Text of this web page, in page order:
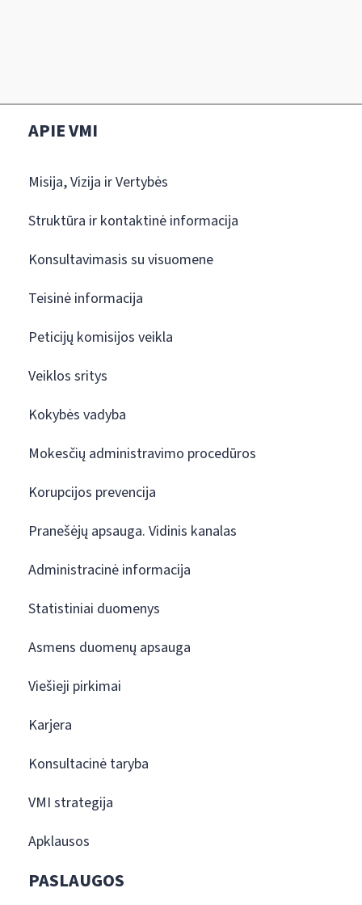
APIE VMI
Misija, Vizija ir Vertybės
Struktūra ir kontaktinė informacija
Konsultavimasis su visuomene
Teisinė informacija
Peticijų komisijos veikla
Veiklos sritys
Kokybės vadyba
Mokesčių administravimo procedūros
Korupcijos prevencija
Pranešėjų apsauga. Vidinis kanalas
Administracinė informacija
Statistiniai duomenys
Asmens duomenų apsauga
Viešieji pirkimai
Karjera
Konsultacinė taryba
VMI strategija
Apklausos
PASLAUGOS